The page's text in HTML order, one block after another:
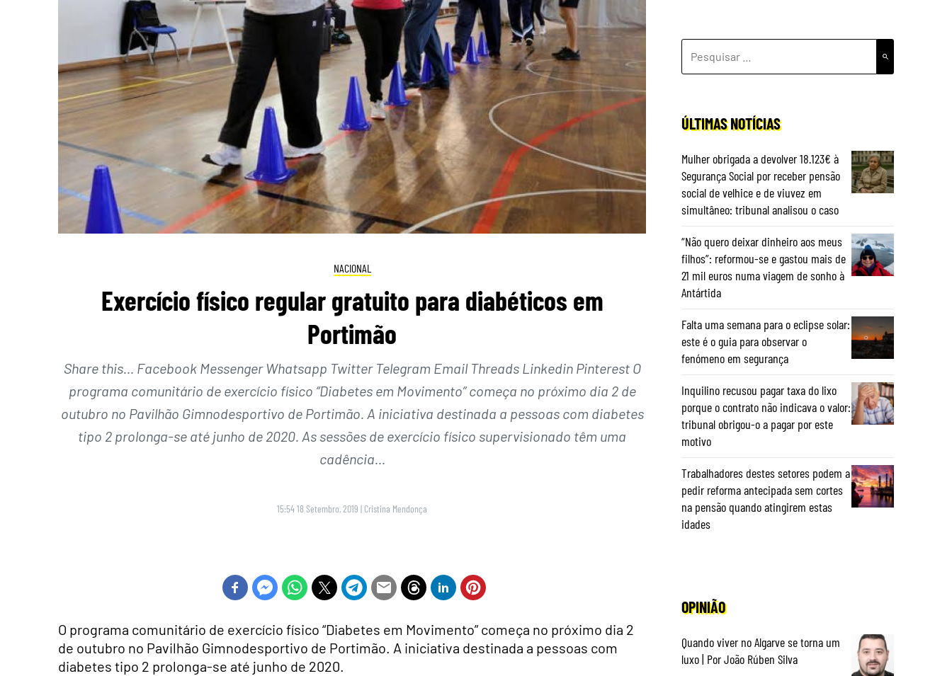
NACIONAL
Exercício físico regular gratuito para diabéticos em
Portimão
Share this… Facebook Messenger Whatsapp Twitter Telegram Email Threads Linkedin Pinterest O
programa comunitário de exercício físico “Diabetes em Movimento” começa no próximo dia 2 de
outubro no Pavilhão Gimnodesportivo de Portimão. A iniciativa destinada a pessoas com diabetes
tipo 2 prolonga-se até junho de 2020. As sessões de exercício físico supervisionado têm uma
cadência…
15:54 18 Setembro, 2019 | Cristina Mendonça
O programa comunitário de exercício físico “Diabetes em Movimento” começa no próximo dia 2
de outubro no Pavilhão Gimnodesportivo de Portimão. A iniciativa destinada a pessoas com
diabetes tipo 2 prolonga-se até junho de 2020.
POR:
ÚLTIMAS NOTÍCIAS
Mulher obrigada a devolver 18.123€ à
Segurança Social por receber pensão
social de velhice e de viuvez em
simultâneo: tribunal analisou o caso
“Não quero deixar dinheiro aos meus
filhos”: reformou-se e gastou mais de
21 mil euros numa viagem de sonho à
Antártida
Falta uma semana para o eclipse solar:
este é o guia para observar o
fenómeno em segurança
Inquilino recusou pagar taxa do lixo
porque o contrato não indicava o valor:
tribunal obrigou-o a pagar por este
motivo
Trabalhadores destes setores podem a
pedir reforma antecipada sem cortes
na pensão quando atingirem estas
idades
OPINIÃO
Quando viver no Algarve se torna um
luxo | Por João Rúben Silva